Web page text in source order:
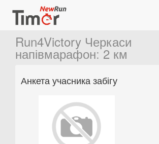
Run4Victory Черкаси
напівмарафон:2 км
Анкета учасника забігу